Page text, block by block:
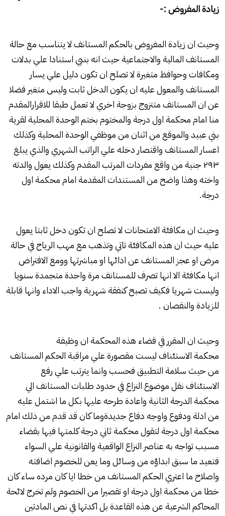
زيادة المفروض :-
وحيث انزيادة المفروضبالحكم المستانف لا يتناسب مع حالة
المستانف المالية والاجتماعية حيث انه بنيي استنادا علي بدلات
ومكافات وحوافظ متغيرة لا تصلح ان تكون دليل علي يسار
المستانف والمعول عليه ان يكون الدخل ثابت وليس متغير فضلا
عن ان المستانف متتزوج بزوجة اخري لا تعمل طبقا للاقرارالمقدم
منا امام محكمة اول درجة والمختوم بختم الوحدة المحلية لقرية
بني عبيد والموقع من اثنان من موظفي الوحدة المحلية وكذلك
اعسار المستانف واقتصار دخله علي الراتب الشهري والذي يبلغ
۲۹۳ جنية من واقع مفردات المرتب المقدم وكذلك يعول والدته
واخته وهذا واضح من المستندات المقدمة امام محكمة اول
درجة.
وحيث ان مكافئة الامتحانات لا تصلح ان تكون دخل ثابتا يعول
عليه حيث ان هذه المكافئة تاتي وتذهب مع مهب الرياح في حالة
مرض او عجز المستانف عن ادائها او مباشرتها وومع الافتراض
انها مكافئة الا انها تصرف للمستانف مرة واحدة متجمدة سنويا
وليست شهريا فكيف تصبح كنفقة شهرية واجب الاداء وانها قابلة
للزيادة والنقصان .
وحيث ان المقرر في قضاء هذه المحكمة ان وظيفة
محكمة الاستئنافليست مقصورة علي مراقبة الحكم المستانف
من حيث سلامة التطبيق فحسب وانما يترتب علي رفع
الاستئناف نقل موضوع النزاع في حدود طلبات المستانف الي
محكمة الدرجة الثانية واعادة طرحه عليها بكل ما اشتمل عليه
من ادلة ودفوع واوجه دفاع جديدةوما كان قد قدم من ذلك امام
محكمة اول درجة لتقول محكمة ثاني درجة كلمتها فيها بقضاء
مسبب تواجه به عناصر النزاع الواقعية والقانونية علي السواء
فتعيد ما سبق ابداؤه من وسائل وما يعن للخصوم اضافته
واصلاح ما اعتري الحكم المستانف من خطا ايا كان مرده ساء كان
خطا من محكمة اول درجة او تقصيرا من الخصوم ولم تخرج لائحة
المحاكم الشرعية عن هذه القاعدة بل اكدتها في نص المادتين